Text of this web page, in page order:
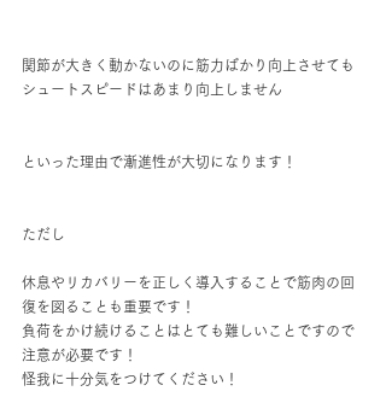
関節が大きく動かないのに筋力ばかり向上させても
シュートスピードはあまり向上しません
といった理由で漸進性が大切になります！
ただし
休息やリカバリーを正しく導入することで筋肉の回
復を図ることも重要です！
負荷をかけ続けることはとても難しいことですので
注意が必要です！
怪我に十分気をつけてください！